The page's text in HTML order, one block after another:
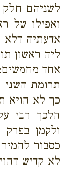
לשניהם חלק
ואפילו של
אדעתיה דלא
ליה ראשון
אחד מחמשים:
תרומת השני
כך לא הויא
הלכך רבי
ולקמן
כסבור
לא קדיש